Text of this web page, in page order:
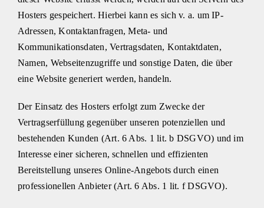
Hosters gespeichert. Hierbei kann es sich v. a. um IP-
Adressen, Kontaktanfragen, Meta- und
Kommunikationsdaten, Vertragsdaten, Kontaktdaten,
Namen, Webseitenzugriffe und sonstige Daten, die über
eine Website generiert werden, handeln.
Der Einsatz des Hosters erfolgt zum Zwecke der
Vertragserfüllung gegenüber unseren potenziellen und
bestehenden Kunden (Art. 6 Abs. 1 lit. b DSGVO) und im
Interesse einer sicheren, schnellen und effizienten
Bereitstellung unseres Online-Angebots durch einen
professionellen Anbieter (Art. 6 Abs. 1 lit. f DSGVO).